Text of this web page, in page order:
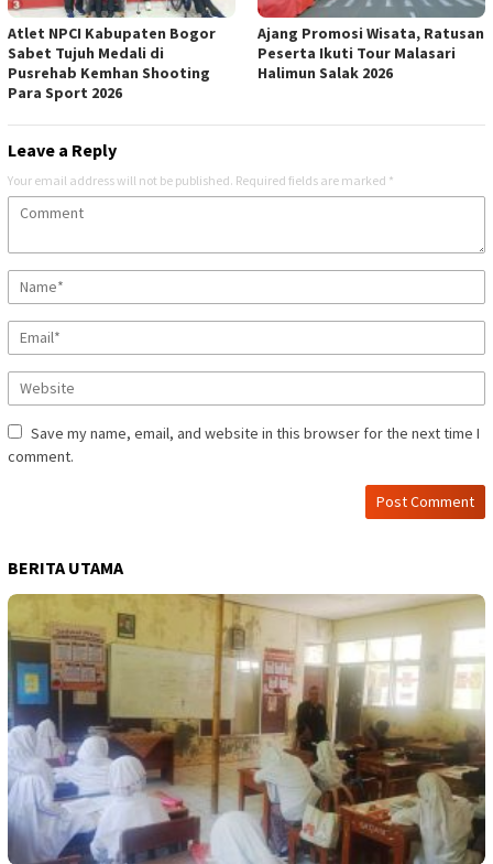
Atlet NPCI Kabupaten Bogor
Sabet Tujuh Medali di
Pusrehab Kemhan Shooting
Para Sport 2026
Ajang Promosi Wisata, Ratusan
Peserta Ikuti Tour Malasari
Halimun Salak 2026
Leave a Reply
Your email address will not be published. Required fields are marked *
Save my name, email, and website in this browser for the next time I
comment.
BERITA UTAMA